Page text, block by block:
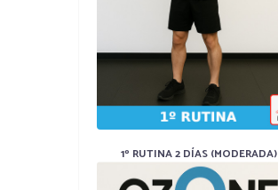
1º RUTINA 2 DÍAS (MODERADA)